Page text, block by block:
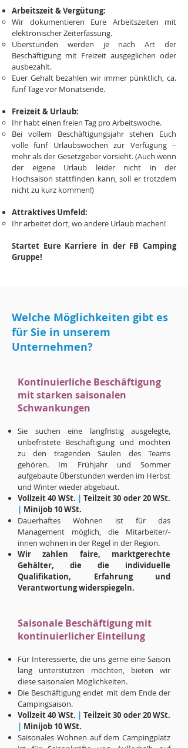
Arbeitszeit & Vergütung:
Wir dokumentieren Eure Arbeitszeiten mit
elektronischer Zeiterfassung.
Überstunden werden je nach Art der
Beschäftigung mit Freizeit ausgeglichen oder
ausbezahlt.
Euer Gehalt bezahlen wir immer pünktlich, ca.
fünf Tage vor Monatsende.
Freizeit & Urlaub:
Ihr habt einen freien Tag pro Arbeitswoche.
Bei vollem Beschäftigungsjahr stehen Euch
volle fünf Urlaubswochen zur Verfügung –
mehr als der Gesetzgeber vorsieht. (Auch wenn
der eigene Urlaub leider nicht in der
Hochsaison stattfinden kann, soll er trotzdem
nicht zu kurz kommen!)
Attraktives Umfeld:
Ihr arbeitet dort, wo andere Urlaub machen!
Startet Eure Karriere in der FB Camping
Gruppe!
Welche Möglichkeiten gibt es
für Sie in unserem
Unternehmen?
Kontinuierliche Beschäftigung
mit starken saisonalen
Schwankungen
Sie suchen eine langfristig ausgelegte,
unbefristete Beschäftigung und möchten
zu den tragenden Säulen des Teams
gehören. Im Frühjahr und Sommer
aufgebaute Überstunden werden im Herbst
und Winter wieder abgebaut.
Vollzeit 40 WSt. | Teilzeit 30 oder 20 WSt.
| Minijob 10 WSt.
Dauerhaftes Wohnen ist für das
Management möglich, die Mitarbeiter/-
innen wohnen in der Regel in der Region.
Wir zahlen faire, marktgerechte
Gehälter, die die individuelle
Qualiﬁkation, Erfahrung und
Verantwortung widerspiegeln.
Saisonale Beschäftigung mit
kontinuierlicher Einteilung
Für Interessierte, die uns gerne eine Saison
lang unterstützen möchten, bieten wir
diese saisonalen Möglichkeiten.
Die Beschäftigung endet mit dem Ende der
Campingsaison.
Vollzeit 40 WSt. | Teilzeit 30 oder 20 WSt.
| Minijob 10 WSt.
Saisonales Wohnen auf dem Campingplatz